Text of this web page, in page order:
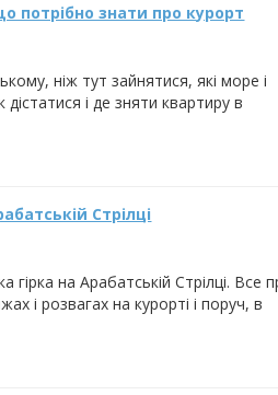
потрібно знати про курорт
ніж тут зайнятися, які море і
і де зняти квартиру в
Стрілці
гірка на Арабатській Стрілці. Все
і розвагах на курорті і поруч, в